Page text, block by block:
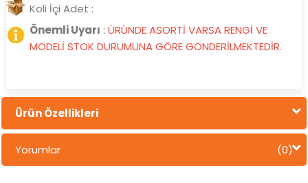
Koli İçi Adet :
Önemli Uyarı : ÜRÜNDE ASORTİ VARSA RENGİ VE
MODELİ STOK DURUMUNA GÖRE GÖNDERİLMEKTEDİR.
Ürün Özellikleri
Yorumlar (0)